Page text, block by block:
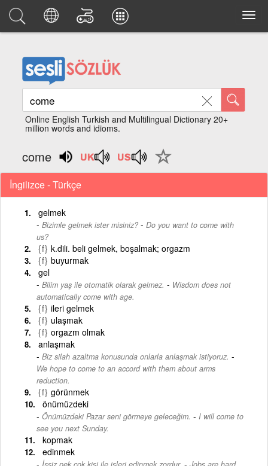
Online English Turkish and Multilingual Dictionary 20+
million words and idioms.
come
İngilizce - Türkçe
gelmek
Bizimle gelmek ister misiniz? - Do you want to come with
us?
{f} k.dili. beli gelmek, boşalmak; orgazm
{f} buyurmak
gel
Bilim yaş ile otomatik olarak gelmez. - Wisdom does not
automatically come with age.
{f} ileri gelmek
{f} ulaşmak
{f} orgazm olmak
anlaşmak
Biz silah azaltma konusunda onlarla anlaşmak istiyoruz. -
We hope to come to an accord with them about arms
reduction.
{f} görünmek
önümüzdeki
Önümüzdeki Pazar seni görmeye geleceğim. - I will come to
see you next Sunday.
kopmak
edinmek
-